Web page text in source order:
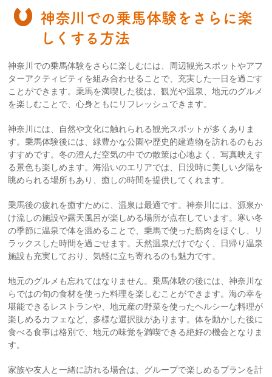
神奈川での乗馬体験をさらに楽
しくする方法
神奈川での乗馬体験をさらに楽しむには、周辺観光スポットやアフ
ターアクティビティを組み合わせることで、充実した一日を過ごす
ことができます。乗馬を満喫した後は、観光や温泉、地元のグルメ
を楽しむことで、心身ともにリフレッシュできます。
神奈川には、自然や文化に触れられる観光スポットが多くありま
す。乗馬体験後には、緑豊かな公園や歴史的建造物を訪れるのもお
すすめです。冬の澄んだ空気の中での散策は心地よく、写真映えす
る景色も楽しめます。海沿いのエリアでは、日没時に美しい夕陽を
眺められる場所もあり、癒しの時間を提供してくれます。
乗馬後の疲れを癒すために、温泉は最適です。神奈川には、源泉か
け流しの施設や露天風呂が楽しめる場所が点在しています。寒い冬
の季節に温泉で体を温めることで、乗馬で使った筋肉をほぐし、リ
ラックスした時間を過ごせます。天然温泉だけでなく、日帰り温泉
施設も充実しており、気軽に立ち寄れるのも魅力です。
地元のグルメも忘れてはなりません。乗馬体験の後には、神奈川な
らではの旬の食材を使った料理を楽しむことができます。海の幸を
堪能できるレストランや、地元産の野菜を使ったヘルシーな料理が
楽しめるカフェなど、多様な選択肢があります。体を動かした後に
食べる食事は格別で、地元の味覚を満喫できる絶好の機会となりま
す。
家族や友人と一緒に訪れる場合は、グループで楽しめるプランを計